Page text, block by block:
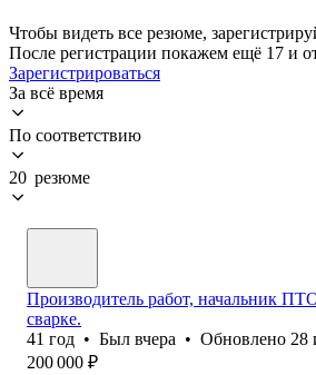
Чтобы видеть все резюме,
После регистрации покажем ещё 17 и
Зарегистрироваться
За всё время
По соответствию
20 резюме
Производитель работ, начальник
сварке.
41 год • Был вчера • Обновлено 28
200 000 ₽